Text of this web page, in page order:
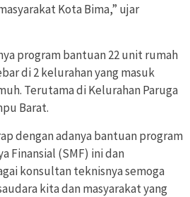
Kota Bima,” ujar
program bantuan 22 unit rumah
di 2 kelurahan yang masuk
Terutama di Kelurahan Paruga
Barat.
dengan adanya bantuan program
Finansial (SMF) ini dan
konsultan teknisnya semoga
kita dan masyarakat yang